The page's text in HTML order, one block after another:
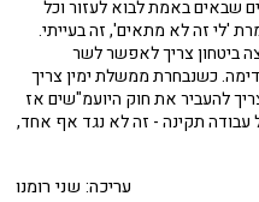
שבאים באמת לבוא לעזור וכל
'לי זה לא מתאים', זה בעייתי.
ביטחון צריך לאפשר לשר
כשנבחרת ממשלת ימין צריך
להעביר את חוק היועמ"שים אז
תקינה - זה לא נגד אף אחד,
עריכה: שני רומנו